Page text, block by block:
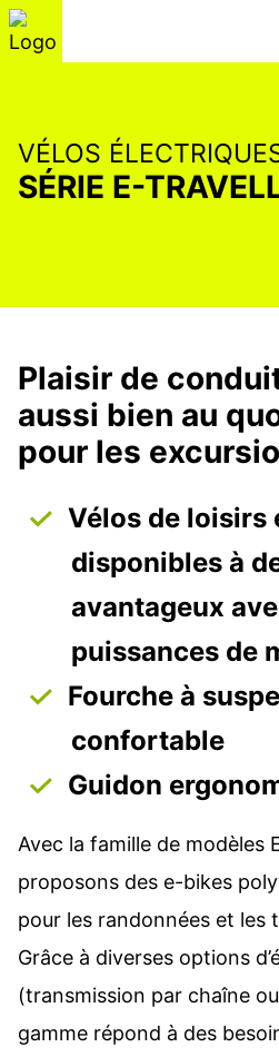
VÉLOS
SÉRIE E-
Plaisir de
aussi bien au
pour les
Vélos de loisirs
disponibles à
avantageux
puissances de
Fourche à
confortable
Guidon
Avec la famille de modèles
proposons des e-bikes
pour les randonnées et les
Grâce à diverses options
(transmission par chaîne
gamme répond à des